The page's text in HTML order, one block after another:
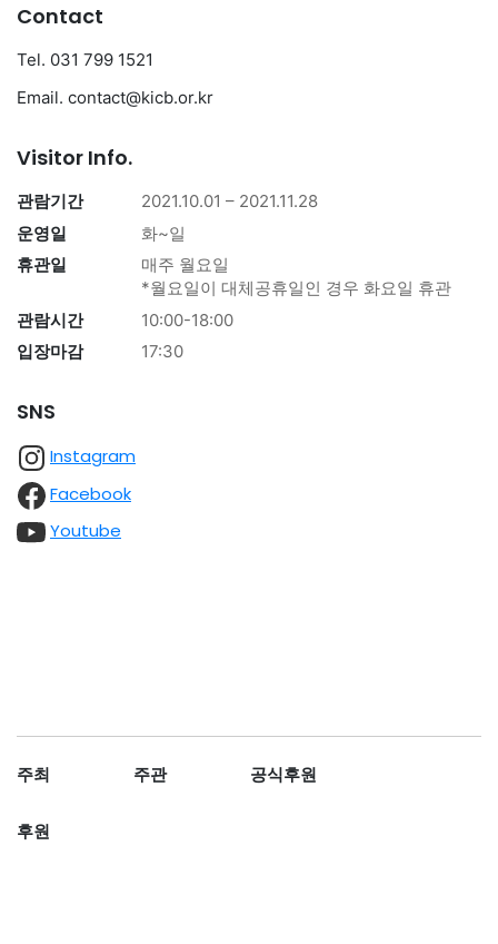
Contact
Tel. 031 799 1521
Email. contact@kicb.or.kr
Visitor Info.
관람기간
2021.10.01 – 2021.11.28
운영일
화~일
휴관일
매주 월요일
*월요일이 대체공휴일인 경우 화요일 휴관
관람시간
10:00-18:00
입장마감
17:30
SNS
Instagram
Facebook
Youtube
주최 주관 공식후원
후원